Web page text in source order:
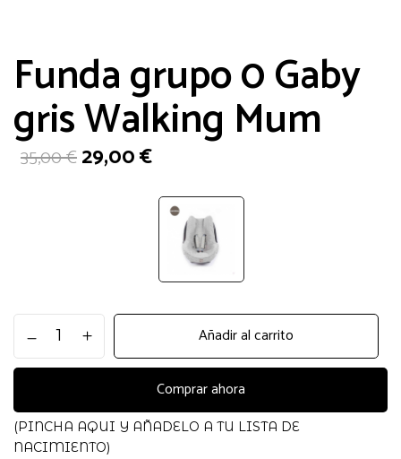
Funda grupo 0 Gaby
gris Walking Mum
35,00€El
precio
29,00€Elprecio
es:
29,00 €.
grupo
0
gris
Walking
Mum
Añadir al carrito
Comprar ahora
(PINCHA AQUI Y AÑADELO A TU LISTA DE
NACIMIENTO)